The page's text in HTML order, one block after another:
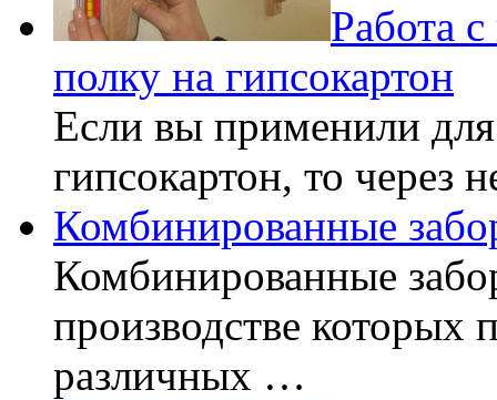
Работа
полку на гипсокартон
Если вы применили
гипсокартон, то через
Комбинированные
Комбинированные
производстве которых
различных …